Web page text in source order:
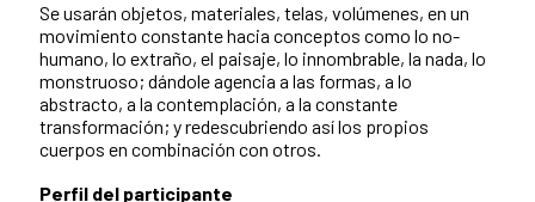
Se usarán objetos, materiales, telas, volúmenes, en un
movimiento constante hacia conceptos como lo no-
humano, lo extraño, el paisaje, lo innombrable, la nada, lo
monstruoso; dándole agencia a las formas, a lo
abstracto, a la contemplación, a la constante
transformación; y redescubriendo así los propios
cuerpos en combinación con otros.
Perfil del participante